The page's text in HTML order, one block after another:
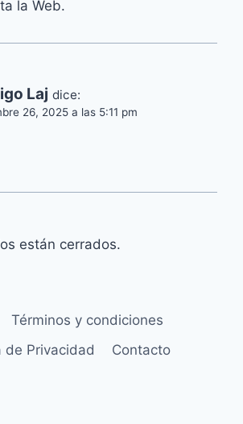
la Web.
Laj dice:
26, 2025 a las 5:11 pm
están cerrados.
Términos y condiciones
de Privacidad
Contacto